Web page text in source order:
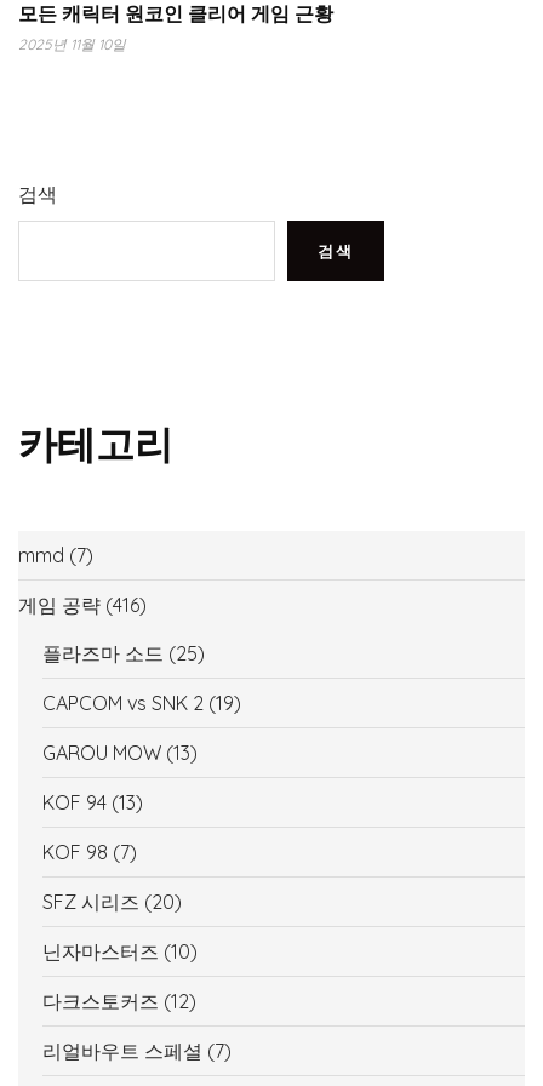
모든 캐릭터 원코인 클리어 게임 근황
2025년 11월 10일
검색
검색
카테고리
mmd (7)
게임 공략 (416)
플라즈마 소드 (25)
CAPCOM vs SNK 2 (19)
GAROU MOW (13)
KOF 94 (13)
KOF 98 (7)
SFZ 시리즈 (20)
닌자마스터즈 (10)
다크스토커즈 (12)
리얼바우트 스페셜 (7)